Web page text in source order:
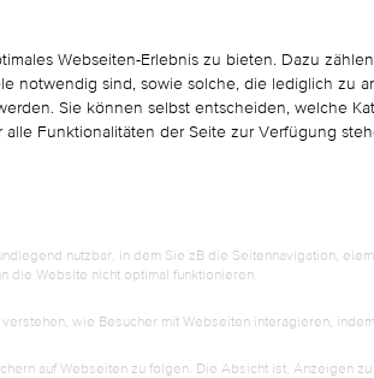
Webseiten-Erlebnis zu bieten. Dazu
notwendig sind, sowie solche, die lediglich zu
Sie können selbst entscheiden, welche
alle Funktionalitäten der Seite zur Verfügung
nutzbar, in dem Sie zB die Seitennavigation,
die Website nicht optimal funktionieren.
wie Besucher mit Webseiten interagieren,
auf Webseiten zu folgen. Die Absicht ist, Anzeigen